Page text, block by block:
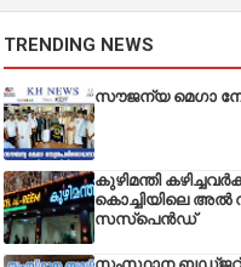
TRENDING NEWS
സൗജന്യ മെഗാ
കുഴിമന്തി
കൊച്ചിയിലെ അൽ
സസ്പെൻഡ്